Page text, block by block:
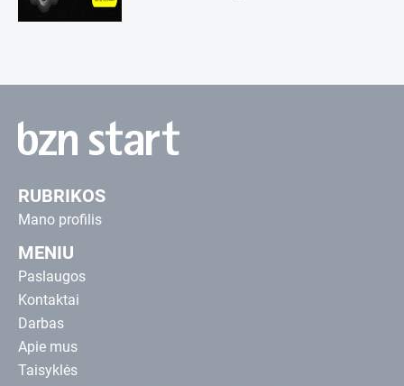
RUBRIKOS
Mano profilis
MENIU
Paslaugos
Kontaktai
Darbas
Apie mus
Taisyklės